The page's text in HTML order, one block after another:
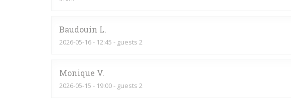
Baudouin L
2026-05-16- 12:45 - guests 2
Monique V
2026-05-15 - 19:00 - guests 2